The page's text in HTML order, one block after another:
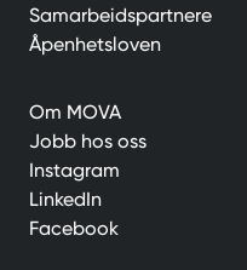
Samarbeidspartnere
Åpenhetsloven
Om MOVA
Jobb hos oss
Instagram
LinkedIn
Facebook